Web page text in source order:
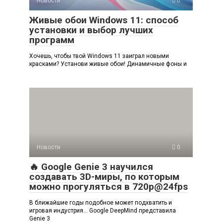
Живые обои Windows 11: способ
установки и выбор лучших
программ
Хочешь, чтобы твой Windows 11 заиграл новыми
красками? Установи живые обои! Динамичные фоны и
Новости 0
🔥 Google Genie 3 научился
создавать 3D-миры, по которым
можно прогуляться в 720p@24fps
В ближайшие годы подобное может подхватить и
игровая индустрия… Google DeepMind представила
Genie 3